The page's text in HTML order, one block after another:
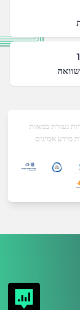
נעזרת במאות
מידע אמינים